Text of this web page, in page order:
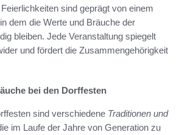
sind geprägt von einem
dem die Werte und Bräuche der
bleiben. Jede Veranstaltung spiegelt
und fördert die Zusammengehörigkeit
bei den Dorffesten
sind verschiedene Traditionen und
im Laufe der Jahre von Generation zu